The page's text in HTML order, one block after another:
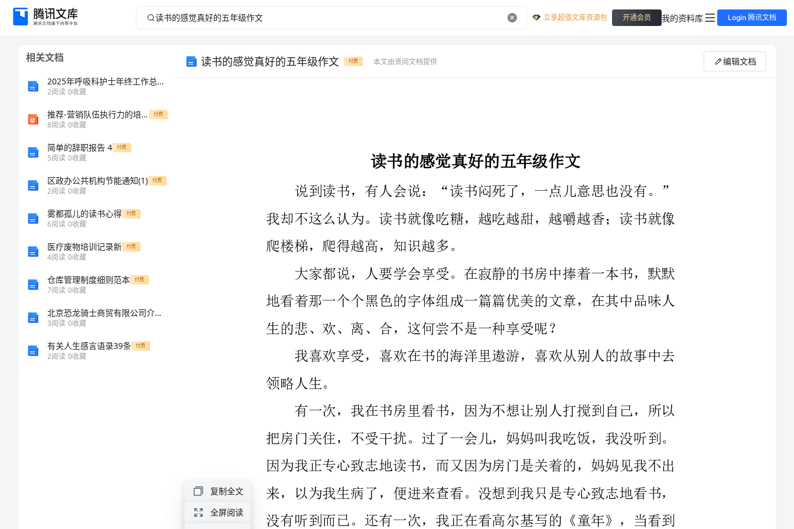
读
立享超值文库资源包 开通会员 我的资料库 Login 腾讯文档
相关文档
2025年呼吸科护士年终工作总结范文
2阅读 0收藏
推荐-营销队伍执行力的培养与管理 精品 付费
8阅读 0收藏
简单的辞职报告 4 付费
5阅读 0收藏
区政办公共机构节能通知(1) 付费
2阅读 0收藏
雾都孤儿的读书心得 付费
6阅读 0收藏
医疗废物培训记录新 付费
4阅读 0收藏
仓库管理制度细则范本 付费
7阅读 0收藏
北京恐龙骑士商贸有限公司介绍企业发展分析报告
3阅读 0收藏
有关人生感言语录39条 付费
2阅读 0收藏
读书的感觉真好的五年级作文 付费 本文由贤阅文档提供 编辑文档
冬天是寒冷的，我捧着这些书，心里却无比温暖。我想，这就
是读书的感觉吧。读书是快乐的，读书是一种享受，我会让书成为
我的朋友，不会让它落满灰尘。因为我，喜欢读书；因为，读书是
我却不这么认为。读书就像吃糖，越吃越甜，越嚼越香；读书就像
爬楼梯，爬得越高，知识越多。
大家都说，人要学会享受。在寂静的书房中捧着一本书，默默
我喜欢享受，喜欢在书的海洋里遨游，喜欢从别人的故事中去
有一次，我在书房里看书，因为不想让别人打搅到自己，所以
因为我正专心致志地读书，而又因为房门是关着的，妈妈见我不出
没有听到而已。还有一次，我正在看高尔基写的《童年》，当看到
复制全文
全屏阅读